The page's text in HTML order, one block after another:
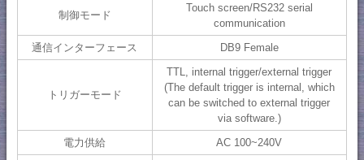
制御モード
Touch screen/RS232 serial
communication
通信インターフェース
DB9 Female
トリガーモード
TTL, internal trigger/external trigger
(The default trigger is internal, which
can be switched to external trigger
via software.)
電力供給
AC 100~240V